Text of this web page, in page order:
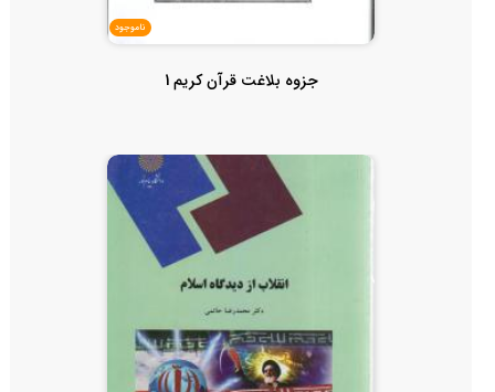
ناموجود
جزوه بلاغت قرآن کریم 1